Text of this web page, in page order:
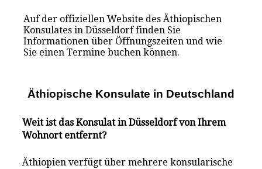
Auf der offiziellen Website des Äthiopischen
Konsulates in Düsseldorf finden Sie
Informationen über Öffnungszeiten und wie
Sie einen Termine buchen können.
Äthiopische Konsulate in Deutschland
Weit ist das Konsulat in Düsseldorf von Ihrem
Wohnort entfernt?
Äthiopien verfügt über mehrere konsularische